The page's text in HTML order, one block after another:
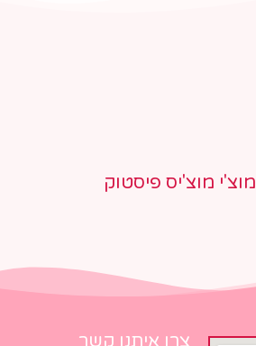
מוצ'י מוצ'יס פיסטוק
צרו איתנו קשר